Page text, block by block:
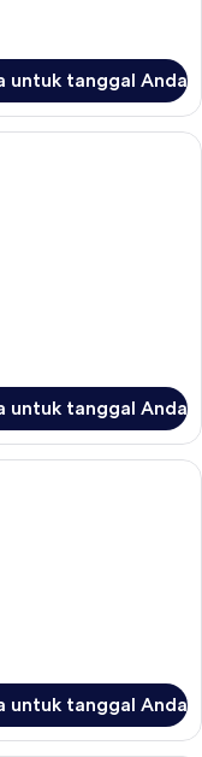
untuk tanggal Anda
3 kamar tidur | Area
untuk tanggal Anda
isi minibar gratis,
untuk tanggal Anda